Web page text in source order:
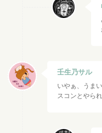
壬生乃サル
いやぁ、うまい
スコンとやら